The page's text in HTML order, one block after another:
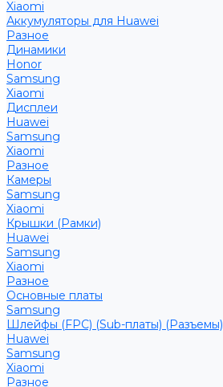
Xiaomi
Аккумуляторы для Huawei
Разное
Динамики
Honor
Samsung
Xiaomi
Дисплеи
Huawei
Samsung
Xiaomi
Разное
Камеры
Samsung
Xiaomi
Крышки (Рамки)
Huawei
Samsung
Xiaomi
Разное
Основные платы
Samsung
Шлейфы (FPC) (Sub-платы) (Разъемы)
Huawei
Samsung
Xiaomi
Разное